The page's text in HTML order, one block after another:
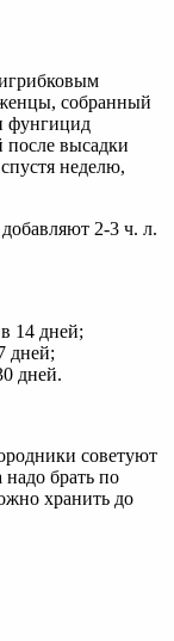
собранный
фунгицид
после высадки
неделю,
2-3 ч. л.
14 дней;
дней;
дней.
советуют
надо брать по
хранить до